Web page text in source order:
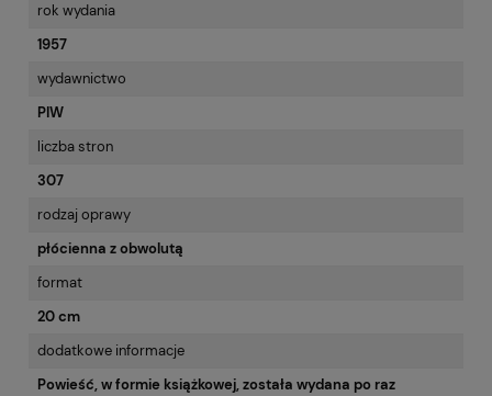
rok wydania
1957
wydawnictwo
PIW
liczba stron
307
rodzaj oprawy
płócienna z obwolutą
format
20 cm
dodatkowe informacje
Powieść, w formie książkowej, została wydana po raz